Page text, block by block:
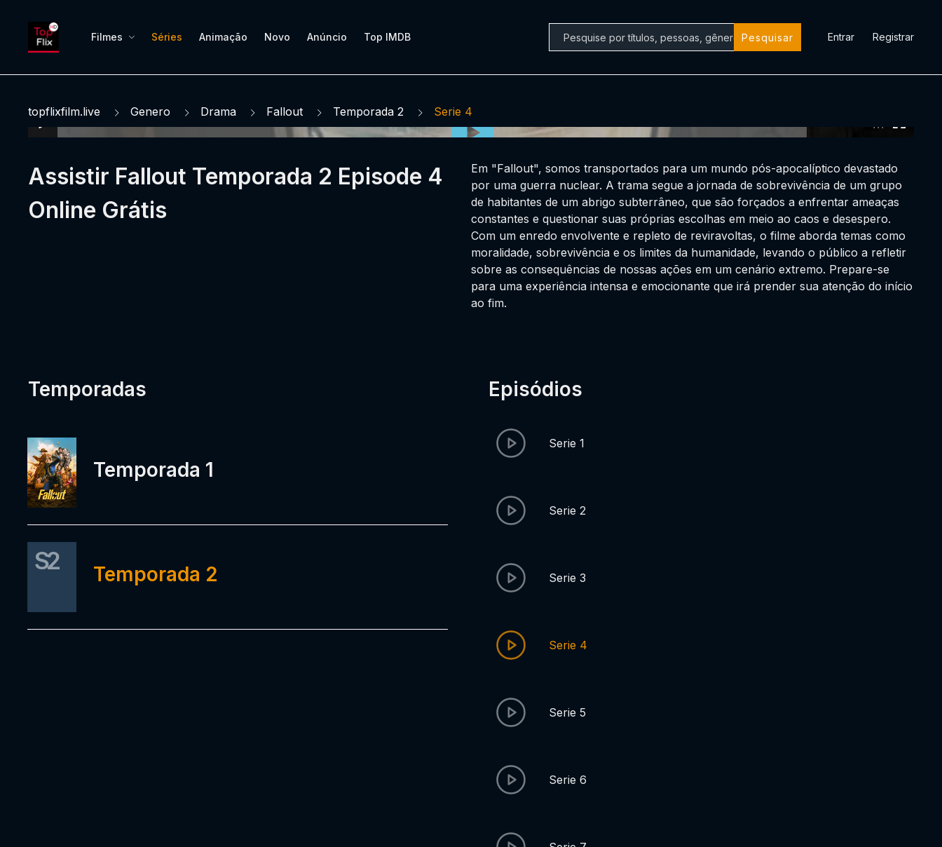
Filmes Séries Animação Novo Anúncio Top IMDB Pesquisar Entrar Registrar
topflixfilm.live Genero Drama Fallout Temporada 2 Serie 4
Assistir Fallout Temporada 2 Episode 4
Online Grátis
Em "Fallout", somos transportados para um mundo pós-apocalíptico devastado
por uma guerra nuclear. A trama segue a jornada de sobrevivência de um grupo
de habitantes de um abrigo subterrâneo, que são forçados a enfrentar ameaças
constantes e questionar suas próprias escolhas em meio ao caos e desespero.
Com um enredo envolvente e repleto de reviravoltas, o filme aborda temas como
moralidade, sobrevivência e os limites da humanidade, levando o público a refletir
sobre as consequências de nossas ações em um cenário extremo. Prepare-se
para uma experiência intensa e emocionante que irá prender sua atenção do início
ao fim.
Temporadas
Temporada 1
S2 Temporada 2
Episódios
Serie 1
Serie 2
Serie 3
Serie 4
Serie 5
Serie 6